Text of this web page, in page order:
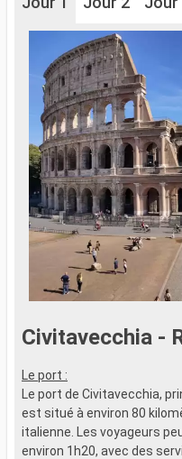
Civitavecchia -
Le port :
Le port de Civitavecchia,
est situé à environ 80
italienne. Les voyageurs
environ 1h20, avec des